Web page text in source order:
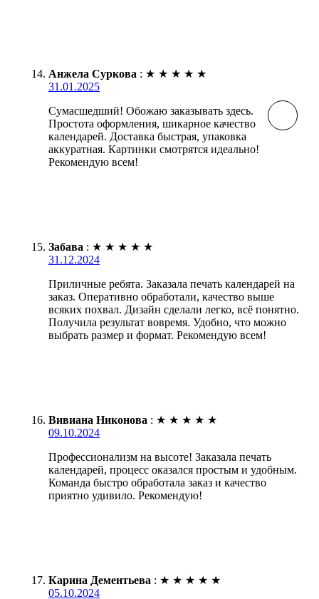
Анжела Суркова : ★ ★ ★ ★ ★
31.01.2025
Сумасшедший! Обожаю заказывать здесь.
Простота оформления, шикарное качество
календарей. Доставка быстрая, упаковка
аккуратная. Картинки смотрятся идеально!
Рекомендую всем!
Забава : ★ ★ ★ ★ ★
31.12.2024
Приличные ребята. Заказала печать календарей на
заказ. Оперативно обработали, качество выше
всяких похвал. Дизайн сделали легко, всё понятно.
Получила результат вовремя. Удобно, что можно
выбрать размер и формат. Рекомендую всем!
Вивиана Никонова : ★ ★ ★ ★ ★
09.10.2024
Профессионализм на высоте! Заказала печать
календарей, процесс оказался простым и удобным.
Команда быстро обработала заказ и качество
приятно удивило. Рекомендую!
Карина Дементьева : ★ ★ ★ ★ ★
05.10.2024